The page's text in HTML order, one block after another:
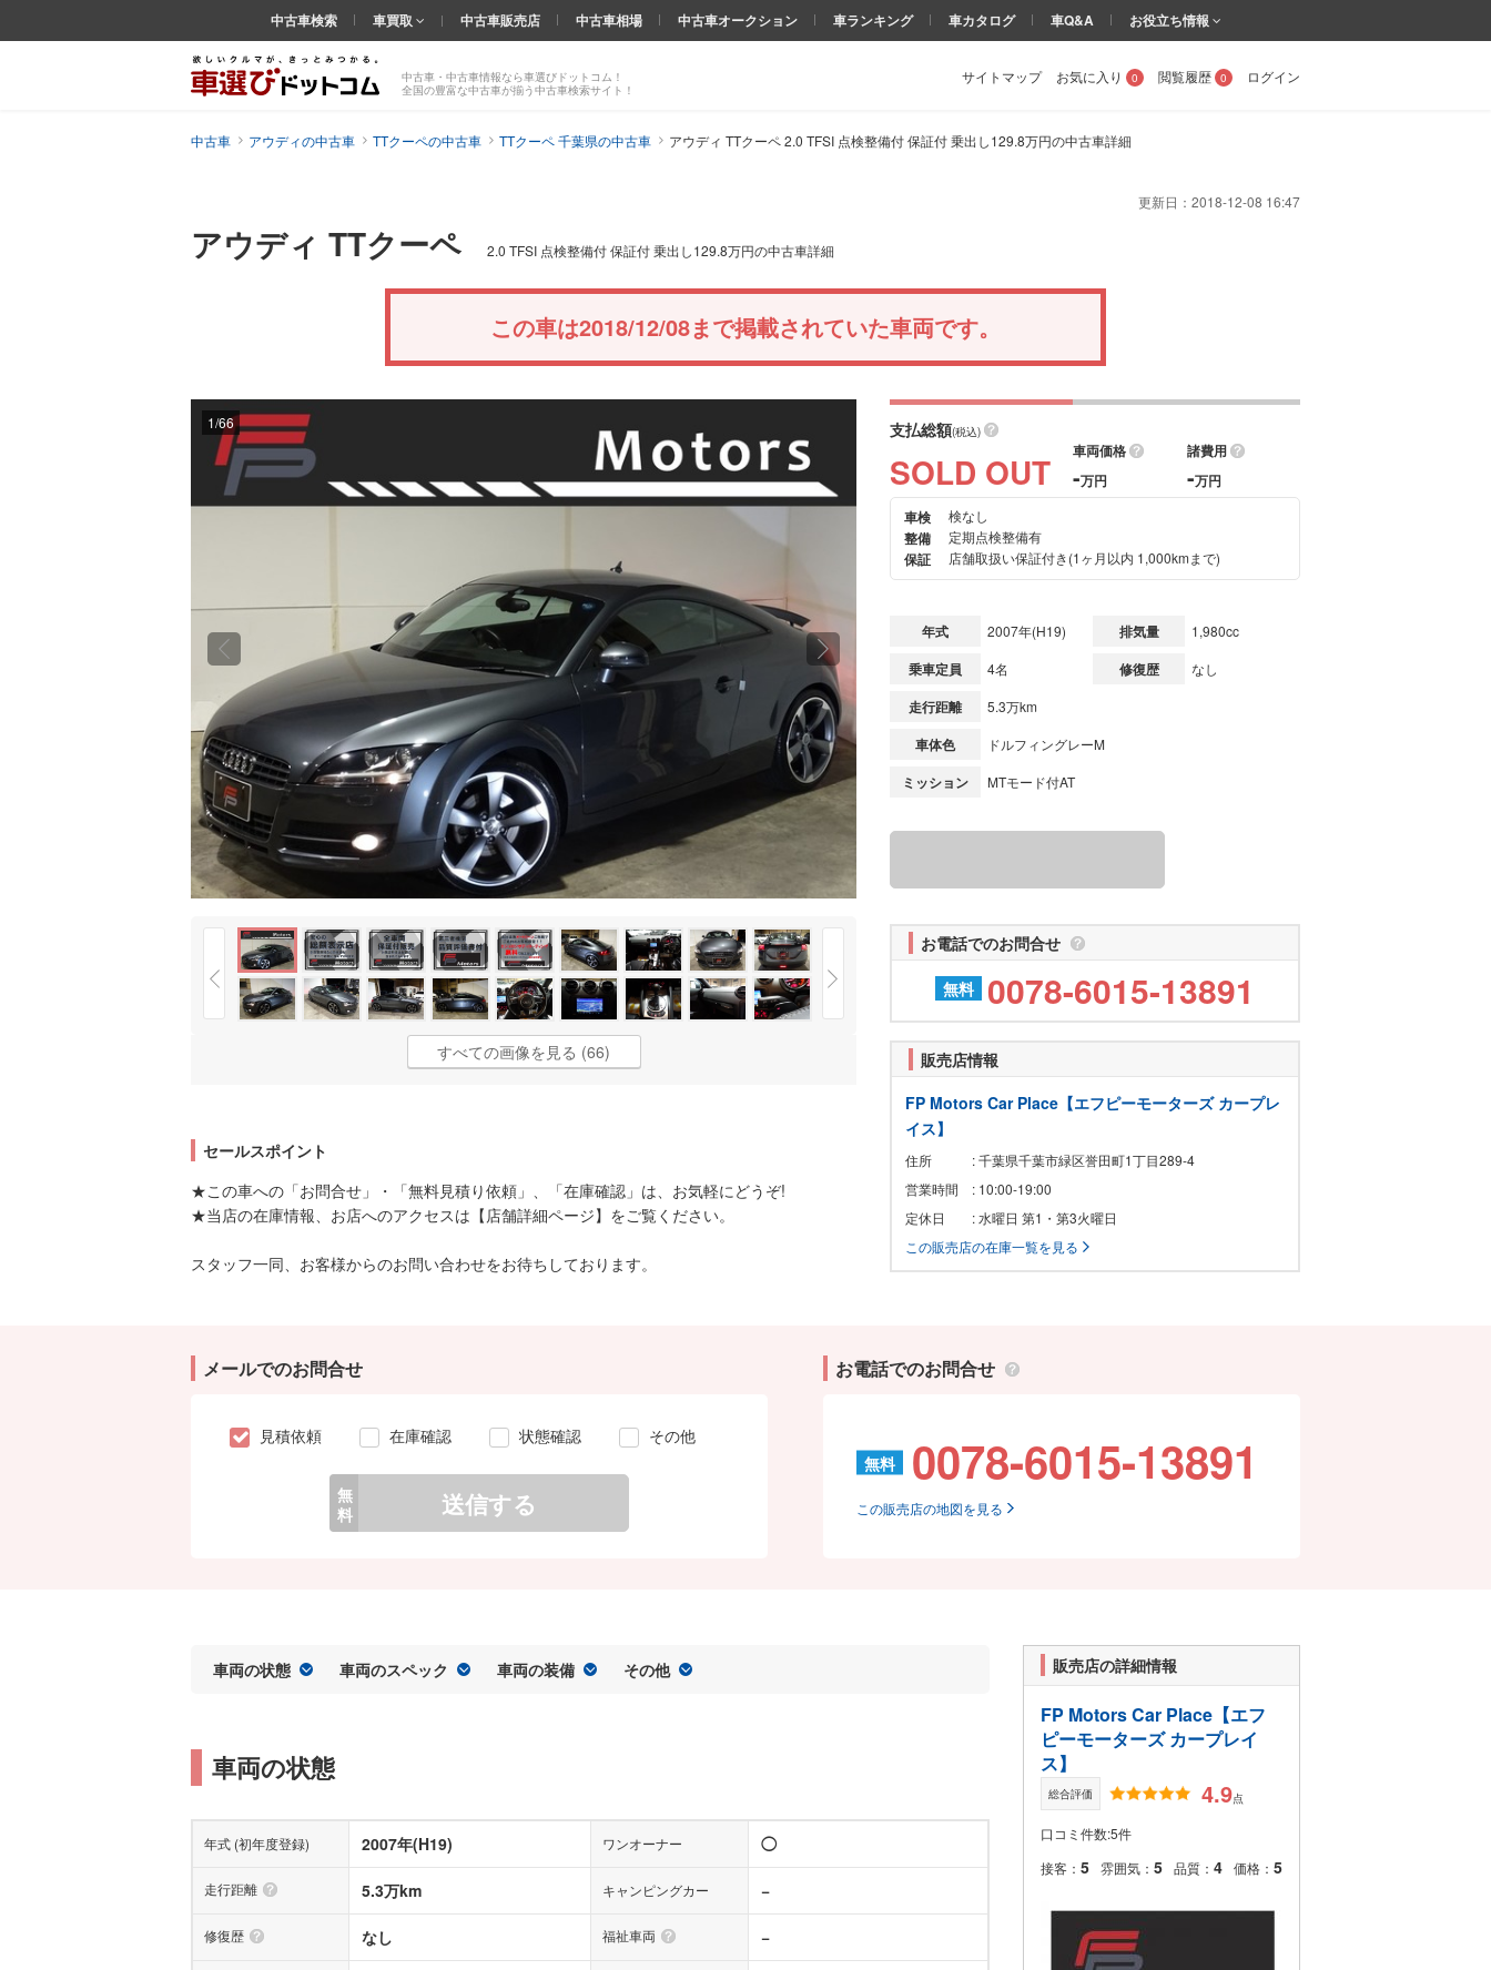
中古車・中古車情報なら車選びドットコム！
全国の豊富な中古車が揃う中古車検索サイト！
サイトマップ お気に入り 0 閲覧履歴 0 ログイン
中古車検索 車買取 中古車販売店 中古車相場 中古車オークション 車ランキング 車カタログ 車Q&A お役立ち情報
中古車 アウディの中古車 TTクーペの中古車 TTクーペ 千葉県の中古車 アウディ TTクーペ 2.0 TFSI 点検整備付 保証付 乗出し129.8万円の中古車詳細
更新日： 2018-12-08 16:47
アウディ TTクーペ 2.0 TFSI 点検整備付 保証付 乗出し129.8万円の中古車詳細
この車は2018/12/08まで掲載されていた車両です。
1/66
すべての画像を見る (66)
セールスポイント
★この車への「お問合せ」・「無料見積り依頼」、「在庫確認」は、お気軽にどうぞ!
★当店の在庫情報、お店へのアクセスは【店舗詳細ページ】をご覧ください。
スタッフ一同、お客様からのお問い合わせをお待ちしております。
支払総額(税込)
SOLD OUT 車両価格
-万円
諸費用
-万円
車検
検なし
整備 定期点検整備有
保証 店舗取扱い保証付き(1ヶ月以内 1,000kmまで)
年式 2007年(H19) 排気量 1,980cc
乗車定員 4名 修復歴 なし
走行距離 5.3万km
車体色 ドルフィングレーM
ミッション MTモード付AT
お電話でのお問合せ
無料 0078-6015-13891
販売店情報
FP Motors Car Place【エフピーモーターズ カープレ
イス】
住所
: 千葉県千葉市緑区誉田町1丁目289-4
営業時間
: 10:00-19:00
定休日
: 水曜日 第1・第3火曜日
この販売店の在庫一覧を見る
メールでのお問合せ
見積依頼 在庫確認 状態確認 その他
無
料
送信する
お電話でのお問合せ
無料 0078-6015-13891
この販売店の地図を見る
車両の状態 車両のスペック 車両の装備 その他
車両の状態
年式 (初年度登録) 2007年(H19) ワンオーナー ◯
走行距離 5.3万km キャンピングカー −
修復歴 なし 福祉車両 −
販売店の詳細情報
FP Motors Car Place【エフ
ピーモーターズ カープレイ
ス】
総合評価 4.9点
口コミ件数:5件
接客： 5 雰囲気： 5 品質： 4 価格： 5